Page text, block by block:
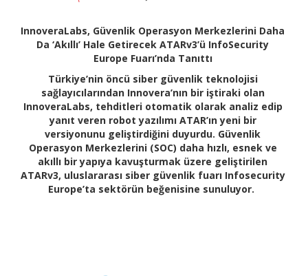
InnoveraLabs, Güvenlik Operasyon Merkezlerini Daha
Da ‘Akıllı’ Hale Getirecek ATARv3’ü InfoSecurity
Europe Fuarı’nda Tanıttı
Türkiye’nin öncü siber güvenlik teknolojisi
sağlayıcılarından Innovera’nın bir iştiraki olan
InnoveraLabs, tehditleri otomatik olarak analiz edip
yanıt veren robot yazılımı ATAR’ın yeni bir
versiyonunu geliştirdiğini duyurdu. Güvenlik
Operasyon Merkezlerini (SOC) daha hızlı, esnek ve
akıllı bir yapıya kavuşturmak üzere geliştirilen
ATARv3, uluslararası siber güvenlik fuarı Infosecurity
Europe’ta sektörün beğenisine sunuluyor.